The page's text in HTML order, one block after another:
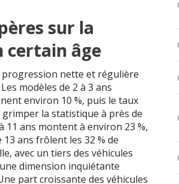
sur la
certain âge
nette et régulière
modèles de 2 à 3 ans
environ 10 %, puis le taux
grimper la statistique à près de
11 ans montent à environ 23 %,
ans frôlent les 32 % de
avec un tiers des véhicules
dimension inquiétante
part croissante des véhicules